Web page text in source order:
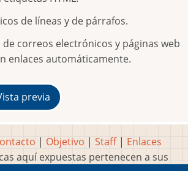
de líneas y de párrafos.
de correos electrónicos y páginas web
enlaces automáticamente.
| Objetivo | Staff| Enlaces
aquí expuestas pertenecen a sus